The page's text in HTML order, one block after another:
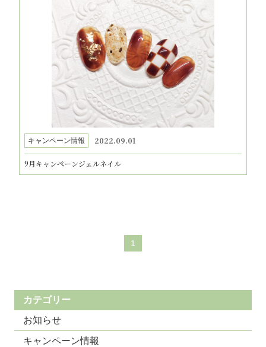
カテゴリー
お知らせ
キャンペーン情報
キャンペーン情報 2022.09.01
9月キャンペーンジェルネイル
1